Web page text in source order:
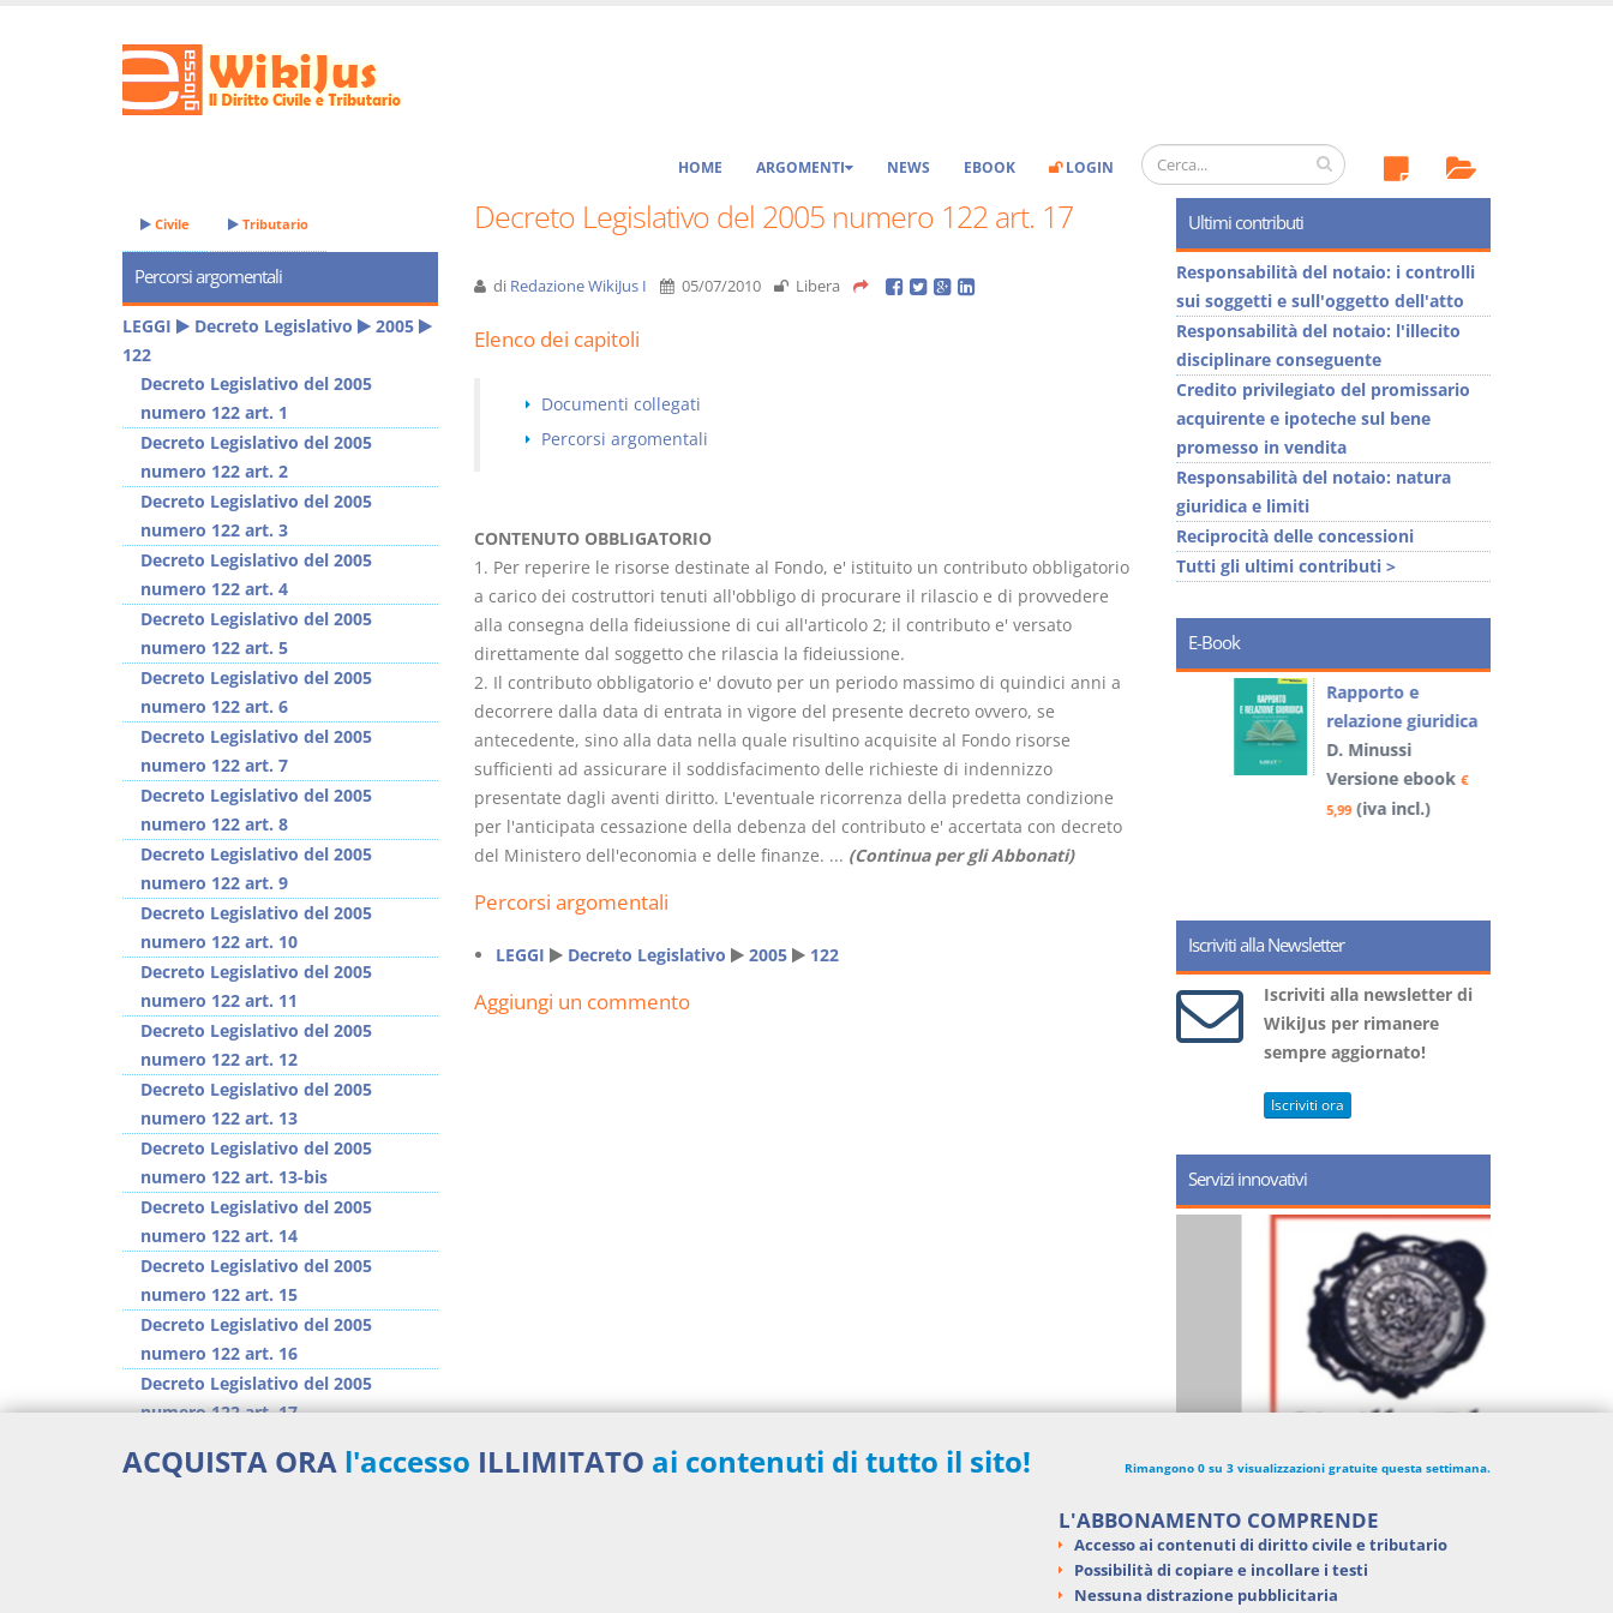
HOME ARGOMENTI NEWS EBOOK LOGIN
Decreto Legislativo del 2005 numero 122 art. 17
di Redazione WikiJus I 05/07/2010 Libera
Elenco dei capitoli
Documenti collegati
Percorsi argomentali
CONTENUTO OBBLIGATORIO
1. Per reperire le risorse destinate al Fondo, e' istituito un contributo obbligatorio
a carico dei costruttori tenuti all'obbligo di procurare il rilascio e di provvedere
alla consegna della fideiussione di cui all'articolo 2; il contributo e' versato
direttamente dal soggetto che rilascia la fideiussione.
2. Il contributo obbligatorio e' dovuto per un periodo massimo di quindici anni a
decorrere dalla data di entrata in vigore del presente decreto ovvero, se
antecedente, sino alla data nella quale risultino acquisite al Fondo risorse
sufficienti ad assicurare il soddisfacimento delle richieste di indennizzo
presentate dagli aventi diritto. L'eventuale ricorrenza della predetta condizione
per l'anticipata cessazione della debenza del contributo e' accertata con decreto
del Ministero dell'economia e delle finanze. ... (Continua per gli Abbonati)
Percorsi argomentali
LEGGI Decreto Legislativo 2005 122
Aggiungi un commento
Civile Tributario
Percorsi argomentali
LEGGI Decreto Legislativo
2005
122
Decreto Legislativo del 2005
numero 122 art. 1
Decreto Legislativo del 2005
numero 122 art. 2
Decreto Legislativo del 2005
numero 122 art. 3
Decreto Legislativo del 2005
numero 122 art. 4
Decreto Legislativo del 2005
numero 122 art. 5
Decreto Legislativo del 2005
numero 122 art. 6
Decreto Legislativo del 2005
numero 122 art. 7
Decreto Legislativo del 2005
numero 122 art. 8
Decreto Legislativo del 2005
numero 122 art. 9
Decreto Legislativo del 2005
numero 122 art. 10
Decreto Legislativo del 2005
numero 122 art. 11
Decreto Legislativo del 2005
numero 122 art. 12
Decreto Legislativo del 2005
numero 122 art. 13
Decreto Legislativo del 2005
numero 122 art. 13-bis
Decreto Legislativo del 2005
numero 122 art. 14
Decreto Legislativo del 2005
numero 122 art. 15
Decreto Legislativo del 2005
numero 122 art. 16
Decreto Legislativo del 2005
numero 122 art. 17
numero 122 art. 18
Ultimi contributi
Responsabilità del notaio: i controlli
sui soggetti e sull'oggetto dell'atto
Responsabilità del notaio: l'illecito
disciplinare conseguente
Credito privilegiato del promissario
acquirente e ipoteche sul bene
promesso in vendita
Responsabilità del notaio: natura
giuridica e limiti
Reciprocità delle concessioni
Tutti gli ultimi contributi >
E-Book
I Vincoli Preliminari
D. Minussi
Versione ebook€
Usufrutto Uso e
Abitazione
D. Minussi
Versione ebook€
4,19 (iva incl.)
Prescrizione e
decadenza
D. Minussi
Versione ebook
4,19 (iva incl.)
Rapporto e
relazione giuridica
D. Minussi
Versione ebook€
(iva incl.)
Iscriviti alla Newsletter
Iscriviti alla newsletter di
WikiJus per rimanere
sempre aggiornato!
Iscriviti ora
Servizi innovativi
ACQUISTA ORA l'accesso ILLIMITATO ai contenuti di tutto il sito! Rimangono 0 su 3 visualizzazioni gratuite questa settimana.
L'ABBONAMENTO COMPRENDE
Accesso ai contenuti di diritto civile e tributario
Possibilità di copiare e incollare i testi
Nessuna distrazione pubblicitaria